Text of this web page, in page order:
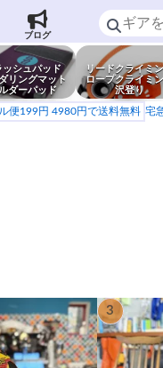
ブログ
ッシュパッド
リングマット
ダーパッド
リードクライミ
ロープクライミ
沢登り
便199円 4980円で送料無料 宅
3